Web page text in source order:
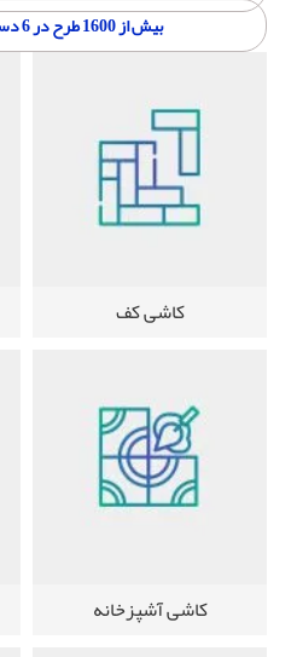
بیش از 1600 طرح در 6 دسته بندی زیر ... 👇
کاشی کف
کاشی آشپزخانه